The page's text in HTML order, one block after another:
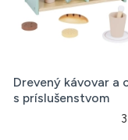
Drevený kávovar a
s príslušenstvom